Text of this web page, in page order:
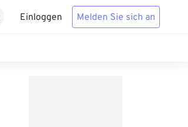
Einloggen Melden Sie sich an